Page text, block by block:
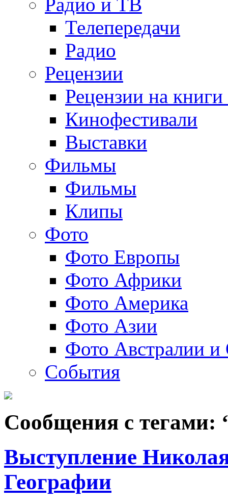
Телепередачи
Радио
Рецензии
Рецензии на
Кинофестивали
Выставки
Фильмы
Фильмы
Клипы
Фото
Фото Европы
Фото Африки
Фото Америка
Фото Азии
Фото Австралии и
События
Сообщения с тегами:
Выступление
Географии